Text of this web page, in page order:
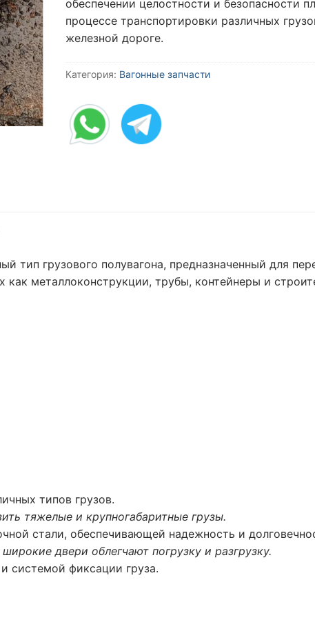
обеспечении целостности и безопасности
процессе транспортировки различных
железной дороге.
Категория: Вагонные запчасти
тип грузового полувагона, предназначенный для
как металлоконструкции, трубы, контейнеры и
типов грузов.
тяжелые и крупногабаритные грузы.
стали, обеспечивающей надежность и
двери облегчают погрузку и разгрузку.
фиксации груза.